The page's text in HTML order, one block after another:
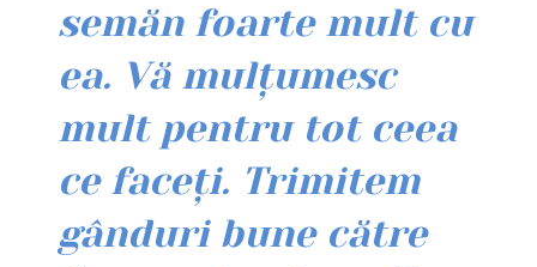
semăn foarte mult cu
ea. Vă mulțumesc
mult pentru tot ceea
ce faceți. Trimitem
gânduri bune către